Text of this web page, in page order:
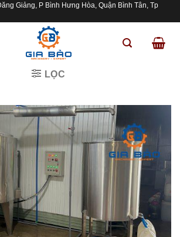
Giảng, P Bình Hưng Hòa, Quận Bình Tân, Tp
LỌC